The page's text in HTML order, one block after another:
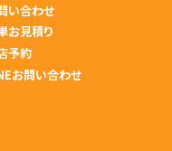
い合わせ
お見積り
予約
お問い合わせ